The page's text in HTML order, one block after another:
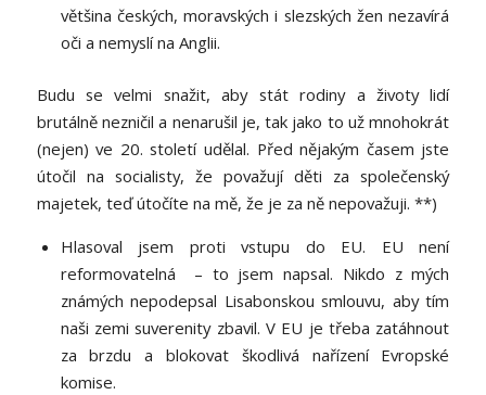
většina českých, moravských i slezských žen nezavírá
oči a nemyslí na Anglii.
Budu se velmi snažit, aby stát rodiny a životy lidí
brutálně nezničil a nenarušil je, tak jako to už mnohokrát
(nejen) ve 20. století udělal. Před nějakým časem jste
útočil na socialisty, že považují děti za společenský
majetek, teď útočíte na mě, že je za ně nepovažuji. **)
Hlasoval jsem proti vstupu do EU. EU není
reformovatelná – to jsem napsal. Nikdo z mých
známých nepodepsal Lisabonskou smlouvu, aby tím
naši zemi suverenity zbavil. V EU je třeba zatáhnout
za brzdu a blokovat škodlivá nařízení Evropské
komise.